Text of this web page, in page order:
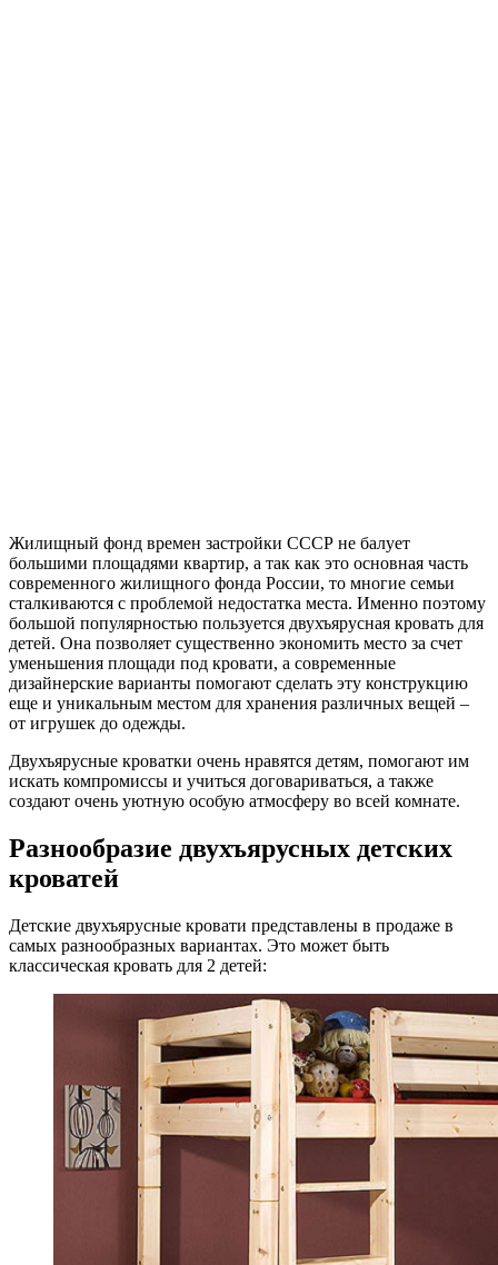
Жилищный фонд времен застройки СССР не балует
большими площадями квартир, а так как это основная часть
современного жилищного фонда России, то многие семьи
сталкиваются с проблемой недостатка места. Именно поэтому
большой популярностью пользуется двухъярусная кровать для
детей. Она позволяет существенно экономить место за счет
уменьшения площади под кровати, а современные
дизайнерские варианты помогают сделать эту конструкцию
еще и уникальным местом для хранения различных вещей –
от игрушек до одежды.
Двухъярусные кроватки очень нравятся детям, помогают им
искать компромиссы и учиться договариваться, а также
создают очень уютную особую атмосферу во всей комнате.
Разнообразие двухъярусных детских
кроватей
Детские двухъярусные кровати представлены в продаже в
самых разнообразных вариантах. Это может быть
классическая кровать для 2 детей: